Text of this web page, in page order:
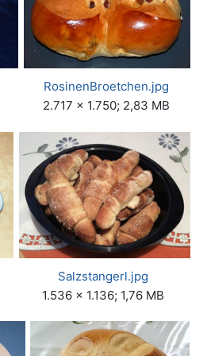
RosinenBroetchen.jpg
2.717 × 1.750; 2,83 MB
Salzstangerl.jpg
1.536 × 1.136; 1,76 MB